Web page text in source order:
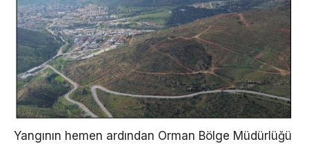
Yangının hemen ardından Orman Bölge Müdürlüğü